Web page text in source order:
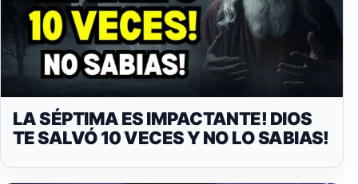
LA SÉPTIMA ES IMPACTANTE! DIOS
TE SALVÓ 10 VECES Y NO LO SABIAS!